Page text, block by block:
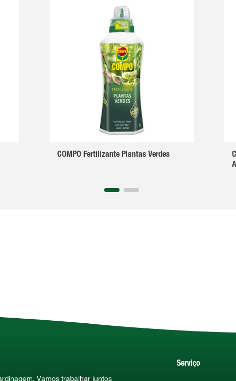
COMPO Fertilizante Plantas Verdes
Vamos trabalhar juntos
Serviço